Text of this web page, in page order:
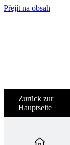
Přejít na obsah
Zurück zur
Hauptseite